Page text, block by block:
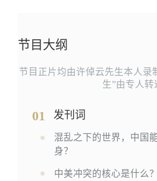
节目大纲
节目正片均由许倬云先生本人录
生”由专人转
01 发刊词
混乱之下的世界，中国
身？
中美冲突的核心是什么